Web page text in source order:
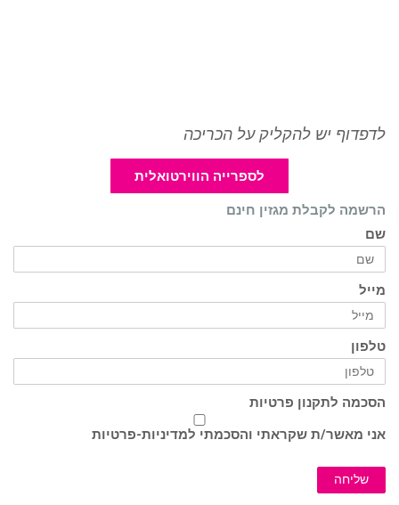
לדפדוף יש להקליק על הכריכה
לספרייה הווירטואלית
הרשמה לקבלת מגזין חינם
שם
מייל
טלפון
הסכמה לתקנון פרטיות
אני מאשר/ת שקראתי והסכמתי למדיניות-פרטיות
שליחה